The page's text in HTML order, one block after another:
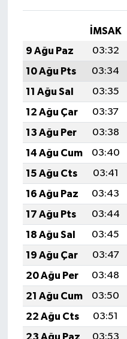
İMSAK
9 Ağu Paz
03:32
10 Ağu Pts
03:34
11 Ağu Sal
03:35
12 Ağu Çar
03:37
13 Ağu Per
03:38
14 Ağu Cum
03:40
15 Ağu Cts
03:41
16 Ağu Paz
03:43
17 Ağu Pts
03:44
18 Ağu Sal
03:45
19 Ağu Çar
03:47
20 Ağu Per
03:48
21 Ağu Cum
03:50
22 Ağu Cts
03:51